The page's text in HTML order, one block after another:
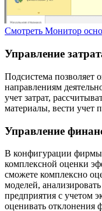
Смотреть Монитор
Управление
Подсистема позволяет
направлениям
учет затрат,
материалы, вести учет
Управление
В конфигурации фирмы
комплексной оценки
сможете комплексно
моделей,
предприятия с учетом
оценивать отклонения